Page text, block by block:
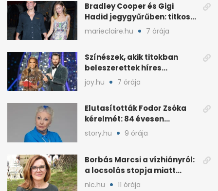
Bradley Cooper és Gigi
Hadid jegygyűrűben: titkos
esküvő jöhet szóba
marieclaire.hu 7 órája
Színészek, akik titokban
beleszerettek híres
kollégájukba
joy.hu 7 órája
Elutasították Fodor Zsóka
kérelmét: 84 évesen
költöznie kell
story.hu 9 órája
Borbás Marcsi a vízhiányról:
a locsolás stopja miatt
támadják
nlc.hu 11 órája